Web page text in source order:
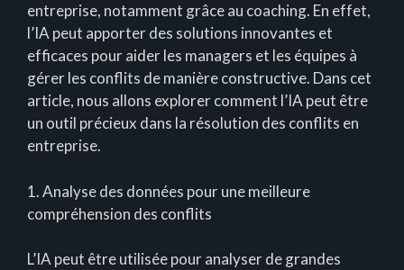
entreprise, notamment grâce au coaching. En effet,
l’IA peut apporter des solutions innovantes et
efficaces pour aider les managers et les équipes à
gérer les conflits de manière constructive. Dans cet
article, nous allons explorer comment l’IA peut être
un outil précieux dans la résolution des conflits en
entreprise.
1. Analyse des données pour une meilleure
compréhension des conflits
L’IA peut être utilisée pour analyser de grandes